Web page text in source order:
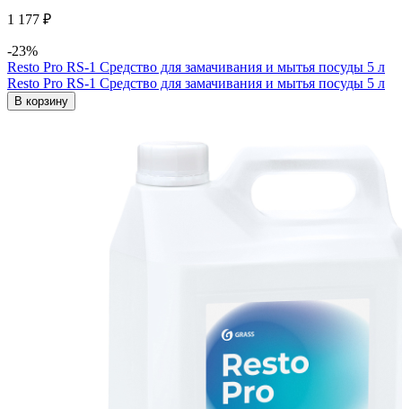
1 177 ₽
-23%
Resto Pro RS-1 Средство для замачивания и мытья посуды 5 л
Resto Pro RS-1 Средство для замачивания и мытья посуды 5 л
В корзину